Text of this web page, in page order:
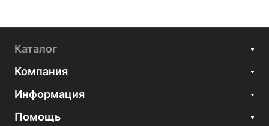
Каталог
Компания
Информация
Помощь